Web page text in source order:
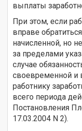
выплаты
При этом, если
вправе
начисленной, но
за пределами
случае
своевременной и
работнику
всего периода
Постановления
17.03.2004 N 2).